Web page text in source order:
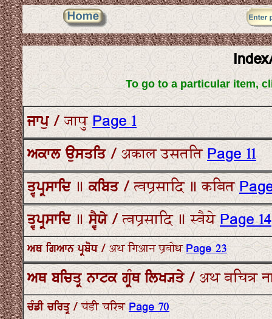
To go to a particular item,
ਜਾਪੁ / जापु Page 1
ਅਕਾਲ ਉਸਤਤਿ / अकाल उसततिPage 11
ਤ੍ਵਪ੍ਰਸਾਦਿ ॥ ਕਬਿਤ / त्वप्रसादि ॥ कबित
ਤ੍ਵਪ੍ਰਸਾਦਿ ॥ ਸ੍ਵੈਯੇ / त्वप्रसादि ॥ स्वैयेPage 14
ਅਥ ਗਿਆਨ ਪ੍ਰਬੋਧ / अथ गिआन प्रबोधPage 23
ਅਥ ਬਚਿਤ੍ਰ ਨਾਟਕ ਗ੍ਰੰਥ ਲਿਖ੍ਯਤੇ / अथ बचित्र
ਚੰਡੀ ਚਰਿਤ੍ਰ / चंडी चरित्रPage 70